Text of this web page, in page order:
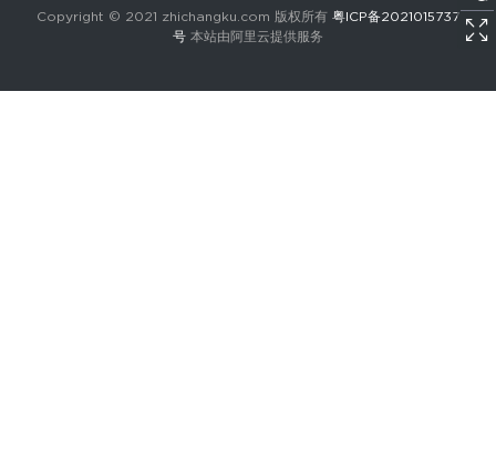
Copyright © 2021 zhichangku.com 版权所有 粤ICP备2021015737
号 本站由阿里云提供服务